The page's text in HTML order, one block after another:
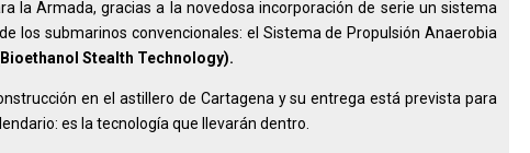
la Armada, gracias a la novedosa incorporación de serie un sistema
los submarinos convencionales: el Sistema de Propulsión Anaerobia
Stealth Technology).
en el astillero de Cartagena y su entrega está prevista para
es la tecnología que llevarán dentro.